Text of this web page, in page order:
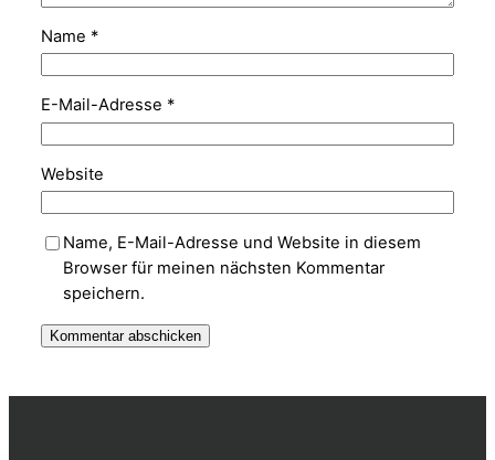
Name *
E-Mail-Adresse *
Website
Name, E-Mail-Adresse und Website in diesem
Browser für meinen nächsten Kommentar
speichern.